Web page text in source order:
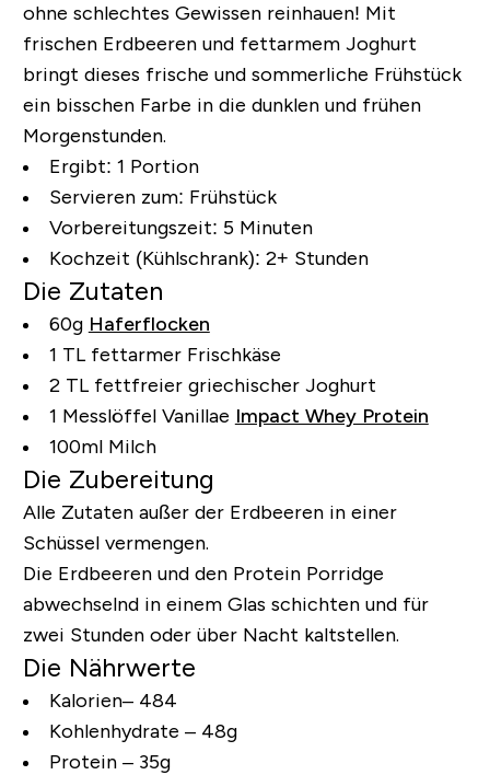
ohne schlechtes Gewissen reinhauen! Mit
frischen Erdbeeren und fettarmem Joghurt
bringt dieses frische und sommerliche Frühstück
ein bisschen Farbe in die dunklen und frühen
Morgenstunden.
Ergibt: 1 Portion
Servieren zum: Frühstück
Vorbereitungszeit: 5 Minuten
Kochzeit (Kühlschrank): 2+ Stunden
Die Zutaten
60g Haferflocken
1 TL fettarmer Frischkäse
2 TL fettfreier griechischer Joghurt
1 Messlöffel Vanillae Impact Whey Protein
100ml Milch
Die Zubereitung
Alle Zutaten außer der Erdbeeren in einer
Schüssel vermengen.
Die Erdbeeren und den Protein Porridge
abwechselnd in einem Glas schichten und für
zwei Stunden oder über Nacht kaltstellen.
Die Nährwerte
Kalorien– 484
Kohlenhydrate – 48g
Protein – 35g